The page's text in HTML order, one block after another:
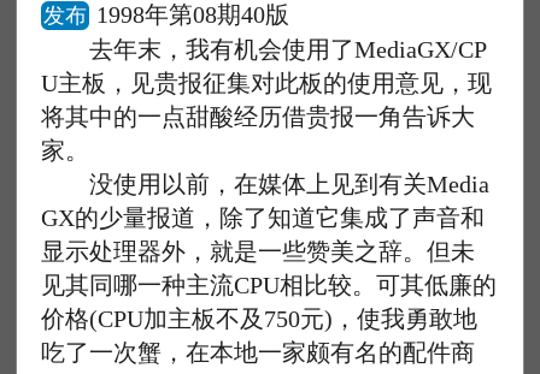
发布 1998年第08期40版
去年末，我有机会使用了MediaGX/CP
U主板，见贵报征集对此板的使用意见，现
将其中的一点甜酸经历借贵报一角告诉大
家。
没使用以前，在媒体上见到有关Media
GX的少量报道，除了知道它集成了声音和
显示处理器外，就是一些赞美之辞。但未
见其同哪一种主流CPU相比较。可其低廉的
价格(CPU加主板不及750元)，使我勇敢地
吃了一次蟹，在本地一家颇有名的配件商